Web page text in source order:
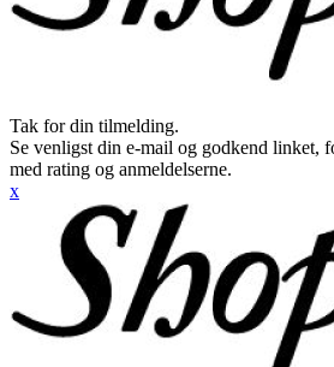
Tak for din tilmelding.
Se venligst din e-mail og godkend linket,
med rating og anmeldelserne.
x